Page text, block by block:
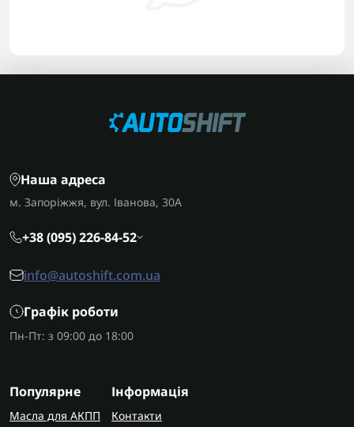
Наша адреса
м. Запоріжжя, вул. Іванова, 30А
+38 (095) 226-84-52
info@autoshift.com.ua
Графік роботи
Пн-Пт: з 09:00 до 18:00
Популярне
Масла для АКПП
Інформація
Контакти